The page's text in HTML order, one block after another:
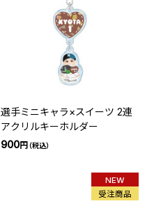
選手ミニキャラ×スイーツ 2連
アクリルキーホルダー
900円（税込）
NEW
受注商品